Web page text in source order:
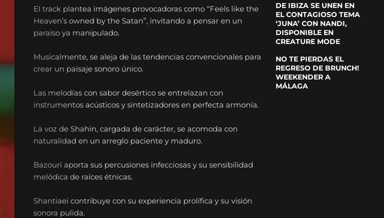
El track plantea imágenes provocadoras como “Feels like the
Heaven’s owned by the Satan”, invitando a pensar en un
paraíso ya manipulado.
Musicalmente, se aleja de las tendencias convencionales para
crear un paisaje sonoro único.
Las melodías con sabor desértico se entrelazan con
instrumentos acústicos y sintetizadores en perfecta armonía.
La voz de Shahin, cargada de carácter, se acomoda con
naturalidad en un arreglo paciente y maduro.
Bazouri aporta sus percusiones infecciosas y su sensibilidad
melódica de raíces étnicas.
Shantiaei contribuye con su experiencia prolífica y su visión
sonora pulida.
DE IBIZA SE UNEN EN
EL CONTAGIOSO TEMA
‘JUNA’ CON NANDI,
DISPONIBLE EN
CREATURE MODE
NO TE PIERDAS EL
REGRESO DE BRUNCH!
WEEKENDER A
MÁLAGA